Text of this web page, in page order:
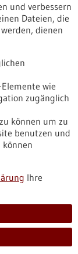
und verbessern
Dateien, die
dienen
wie
zugänglich
können um zu
benutzen und
Ihre